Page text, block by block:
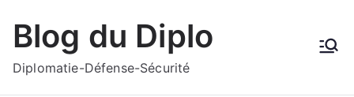
Blog du Diplo
Diplomatie-Défense-Sécurité